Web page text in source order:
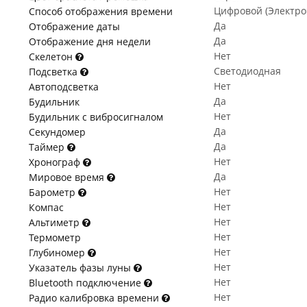
Способ отображения времени
Цифровой
Отображение даты
Да
Отображение дня недели
Да
Скелетон
Нет
Подсветка
Светодиодная
Автоподсветка
Нет
Будильник
Да
Будильник с вибросигналом
Нет
Секундомер
Да
Таймер
Да
Хронограф
Нет
Мировое время
Да
Барометр
Нет
Компас
Нет
Альтиметр
Нет
Термометр
Нет
Глубиномер
Нет
Указатель фазы луны
Нет
Bluetooth подключение
Нет
Радио калибровка времени
Нет